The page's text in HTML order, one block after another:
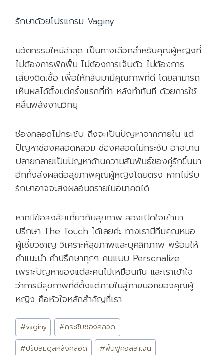
รักษาด้วยโปรแกรม Vaginy
นวัตกรรมใหม่ล่าสุด เป็นทางเลือกสำหรับคุณผู้หญิงที่
ไม่ต้องการพักฟื้น ไม่ต้องการเจ็บตัว ไม่ต้องการ
เสี่ยงติดเชื้อ เพื่อให้กลับมามีคุณภาพที่ดี โดยสามารถ
เห็นผลได้ตั้งแต่ครั้งแรกที่ทำ หลังทำทันที ด้วยการใช้
คลื่นพลังงานวิทยุ
ช่องคลอดไม่กระชับ ถึงจะเป็นปัญหาจากภายใน แต่
ปัญหาช่องคลอดหลวม ช่องคลอดไม่กระชับ อาจบาน
ปลายกลายเป็นปัญหาด้านความสัมพันธ์ของคู่รักขึ้นมา
อีกทั้งส่งผลต่อสุขภาพคุณผู้หญิงโดยตรง หากไม่รีบ
รักษาอาจจะส่งผลอันตรายในอนาคตได้
หากมีข้อสงสัยเกี่ยวกับสุขภาพ ลองเปิดใจเข้ามา
ปรึกษา The Touch ได้เลยค่ะ ทางเรามีทีมคุณหมอ
ผู้เชี่ยวชาญ วิเคราะห์สุขภาพและบุคลิกภาพ พร้อมให้
คำแนะนำ คำปรึกษาทุกๆ คนแบบ Personalize
เพราะปัญหาของแต่ละคนไม่เหมือนกัน และเราเข้าใจ
ว่าการมีสุขภาพที่ดีตั้งแต่ภายในสู่ภายนอกของคุณผู้
หญิง คือหัวใจหลักสำคัญที่เรา
Post
Tags:
#vaginy #กระชับช่องคลอด
#ปรับสมดุลหลังคลอด #ฟื้นฟูคอลลาเจน